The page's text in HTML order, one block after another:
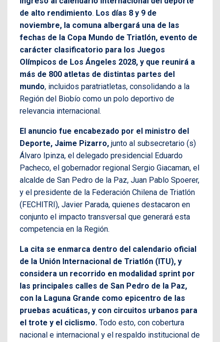
de alto rendimiento. Los días 8 y 9 de
noviembre, la comuna albergará una de las
fechas de la Copa Mundo de Triatlón, evento de
carácter clasificatorio para los Juegos
Olímpicos de Los Ángeles 2028, y que reunirá a
más de 800 atletas de distintas partes del
mundo, incluidos paratriatletas, consolidando a la
Región del Biobío como un polo deportivo de
relevancia internacional.
El anuncio fue encabezado por el ministro del
Deporte, Jaime Pizarro, junto al subsecretario (s)
Álvaro Ipinza, el delegado presidencial Eduardo
Pacheco, el gobernador regional Sergio Giacaman, el
alcalde de San Pedro de la Paz, Juan Pablo Spoerer,
y el presidente de la Federación Chilena de Triatlón
(FECHITRI), Javier Parada, quienes destacaron en
conjunto el impacto transversal que generará esta
competencia en la Región.
La cita se enmarca dentro del calendario oficial
de la Unión Internacional de Triatlón (ITU), y
considera un recorrido en modalidad sprint por
las principales calles de San Pedro de la Paz,
con la Laguna Grande como epicentro de las
pruebas acuáticas, y con circuitos urbanos para
el trote y el ciclismo. Todo esto, con cobertura
nacional e internacional y el respaldo institucional de